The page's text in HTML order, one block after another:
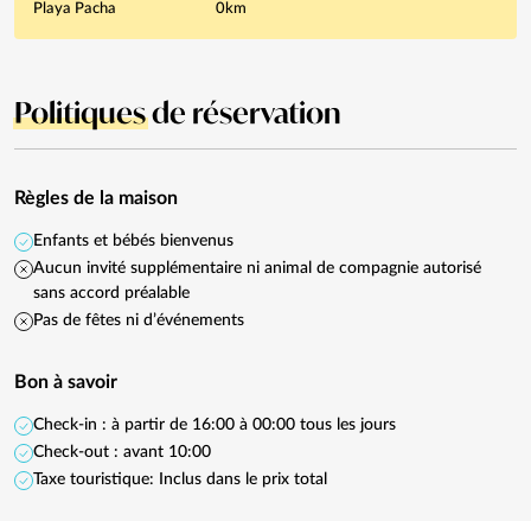
Playa Pacha
0km
Politiquesde réservation
Règles de la maison
Enfants et bébés bienvenus
Aucun invité supplémentaire ni animal de compagnie autorisé
sans accord préalable
Pas de fêtes ni d’événements
Bon à savoir
Check-in : à partir de 16:00 à 00:00 tous les jours
Check-out : avant 10:00
Taxe touristique: Inclus dans le prix total